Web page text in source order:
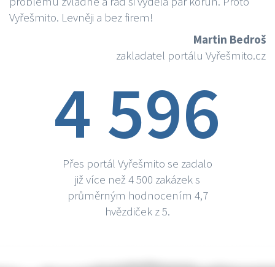
Vyřešmito. Levněji a bez firem!
Martin Bedroš
zakladatel portálu Vyřešmito.cz
4 596
Přes portál Vyřešmito se zadalo
již více než 4 500 zakázek s
průměrným hodnocením 4,7
hvězdiček z 5.